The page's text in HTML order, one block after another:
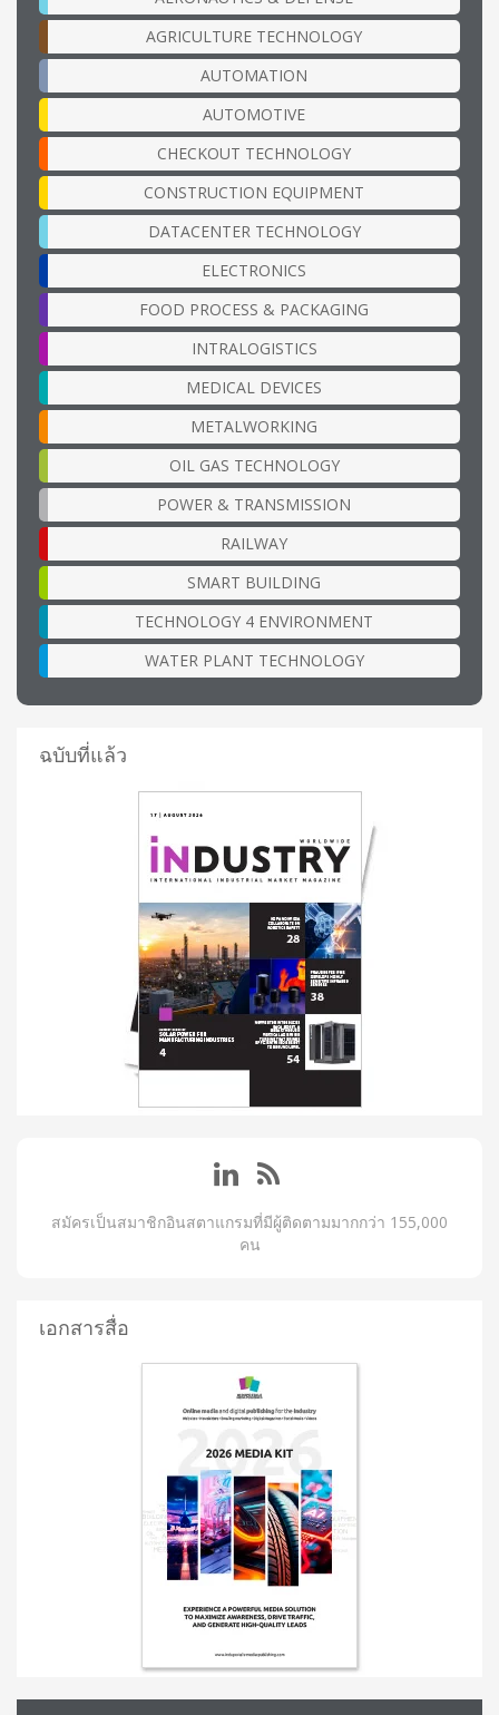
AGRICULTURE TECHNOLOGY
AUTOMATION
AUTOMOTIVE
CHECKOUT TECHNOLOGY
CONSTRUCTION EQUIPMENT
DATACENTER TECHNOLOGY
ELECTRONICS
FOOD PROCESS & PACKAGING
INTRALOGISTICS
MEDICAL DEVICES
METALWORKING
OIL GAS TECHNOLOGY
POWER & TRANSMISSION
RAILWAY
SMART BUILDING
TECHNOLOGY 4 ENVIRONMENT
WATER PLANT TECHNOLOGY
ฉบับที่แล้ว
สมัครเป็นสมาชิกอินสตาแกรมที่มีผู้ติดตามมากกว่า 155,000
คน
เอกสารสื่อ